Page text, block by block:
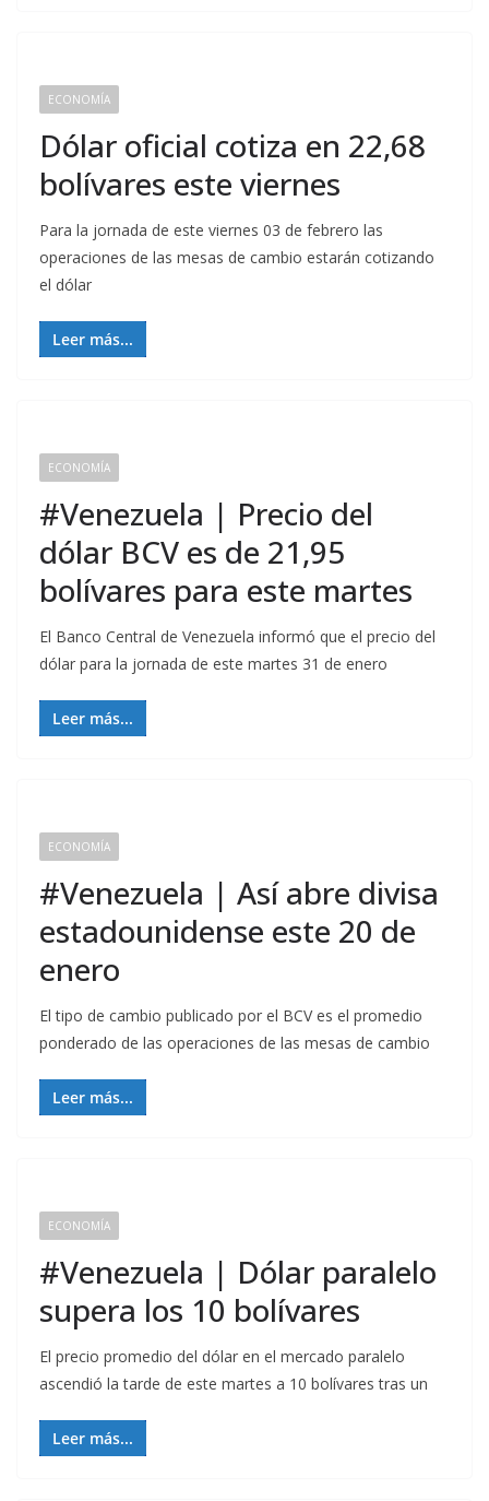
ECONOMÍA
Dólar oficial cotiza en 22,68
bolívares este viernes
Para la jornada de este viernes 03 de febrero las
operaciones de las mesas de cambio estarán cotizando
el dólar
Leer más...
ECONOMÍA
#Venezuela | Precio del
dólar BCV es de 21,95
bolívares para este martes
El Banco Central de Venezuela informó que el precio del
dólar para la jornada de este martes 31 de enero
Leer más...
ECONOMÍA
#Venezuela | Así abre divisa
estadounidense este 20 de
enero
El tipo de cambio publicado por el BCV es el promedio
ponderado de las operaciones de las mesas de cambio
Leer más...
ECONOMÍA
#Venezuela | Dólar paralelo
supera los 10 bolívares
El precio promedio del dólar en el mercado paralelo
ascendió la tarde de este martes a 10 bolívares tras un
Leer más...